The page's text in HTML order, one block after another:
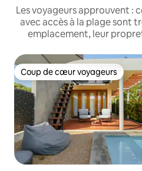
Les voyageurs approuvent :
avec accès à la plage sont
emplacement, leur
Coup de cœur voyageurs
Coup de cœur voyageurs